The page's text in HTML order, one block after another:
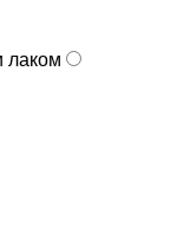
лаком